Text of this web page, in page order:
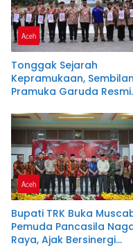
Aceh
Tonggak Sejarah
Kepramukaan, Sembilan
Pramuka Garuda Resmi
Aceh
Bupati TRK Buka
Pemuda Pancasila
Raya, Ajak Bersinergi